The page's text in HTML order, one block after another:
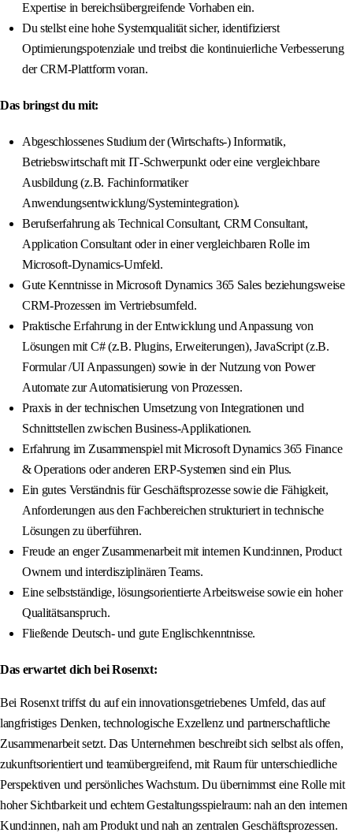
Expertise in bereichsübergreifende Vorhaben ein.
Du stellst eine hohe Systemqualität sicher, identifizierst
Optimierungspotenziale und treibst die kontinuierliche Verbesserung
der CRM-Plattform voran.
Das bringst du mit:
Abgeschlossenes Studium der (Wirtschafts‐) Informatik,
Betriebswirtschaft mit IT‐Schwerpunkt oder eine vergleichbare
Ausbildung (z.B. Fachinformatiker
Anwendungsentwicklung/Systemintegration).
Berufserfahrung als Technical Consultant, CRM Consultant,
Application Consultant oder in einer vergleichbaren Rolle im
Microsoft-Dynamics-Umfeld.
Gute Kenntnisse in Microsoft Dynamics 365 Sales beziehungsweise
CRM-Prozessen im Vertriebsumfeld.
Praktische Erfahrung in der Entwicklung und Anpassung von
Lösungen mit C# (z.B. Plugins, Erweiterungen), JavaScript (z.B.
Formular /UI Anpassungen) sowie in der Nutzung von Power
Automate zur Automatisierung von Prozessen.
Praxis in der technischen Umsetzung von Integrationen und
Schnittstellen zwischen Business-Applikationen.
Erfahrung im Zusammenspiel mit Microsoft Dynamics 365 Finance
& Operations oder anderen ERP-Systemen sind ein Plus.
Ein gutes Verständnis für Geschäftsprozesse sowie die Fähigkeit,
Anforderungen aus den Fachbereichen strukturiert in technische
Lösungen zu überführen.
Freude an enger Zusammenarbeit mit internen Kund:innen, Product
Ownern und interdisziplinären Teams.
Eine selbstständige, lösungsorientierte Arbeitsweise sowie ein hoher
Qualitätsanspruch.
Fließende Deutsch- und gute Englischkenntnisse.
Das erwartet dich bei Rosenxt:
Bei Rosenxt triffst du auf ein innovationsgetriebenes Umfeld, das auf
langfristiges Denken, technologische Exzellenz und partnerschaftliche
Zusammenarbeit setzt. Das Unternehmen beschreibt sich selbst als offen,
zukunftsorientiert und teamübergreifend, mit Raum für unterschiedliche
Perspektiven und persönliches Wachstum. Du übernimmst eine Rolle mit
hoher Sichtbarkeit und echtem Gestaltungsspielraum: nah an den internen
Kund:innen, nah am Produkt und nah an zentralen Geschäftsprozessen.